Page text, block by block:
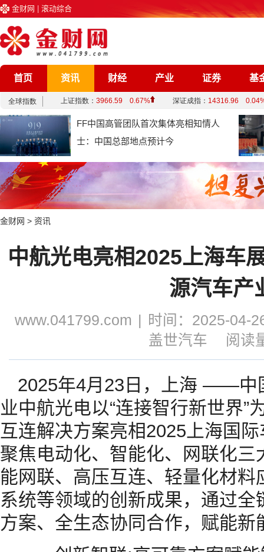
金财网 滚动综合
首页 资讯 财经 产业 证券 基
企业 文化 娱乐
综合
FF中国高管团队首次集体亮相知情人
士：中国总部地点预计今
金财网 > 资讯
中航光电亮相2025上海车
源汽车产
www.041799.com
时间：2025-04-
盖世汽车
阅读
2025年4月23日，上海 ——中
业中航光电以“连接智行新世界”
互连解决方案亮相2025上海国
聚焦电动化、智能化、网联化
能网联、高压互连、轻量化材
系统等领域的创新成果，通过
方案、全生态协同合作，赋能